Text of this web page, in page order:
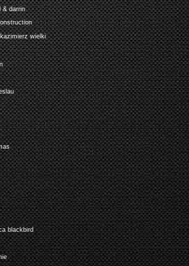
& darrin
wielki
blackbird